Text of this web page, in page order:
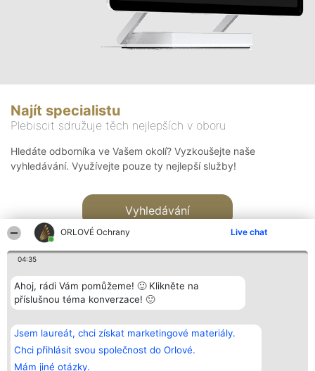
ORLOVÉ Ochrany Live chat
04:35
Ahoj, rádi Vám pomůžeme! 🙂 Klikněte na
příslušnou téma konverzace! 🙂
Jsem laureát, chci získat marketingové materiály.
Chci přihlásit svou společnost do Orlové.
Mám jiné otázky.
Najít specialistu
Plebiscit sdružuje těch nejlepších v oboru
Hledáte odborníka ve Vašem okolí? Vyzkoušejte naše
vyhledávání. Využívejte pouze ty nejlepší služby!
Vyhledávání
Bright Side Solutions sp. z o.
o. sp. k.
ul. Ruska 22
Wrocław 50-079
KRS 0000749100 | Regon
Vítězové
Seznam všech
laureátů
Zásady
Kontakt